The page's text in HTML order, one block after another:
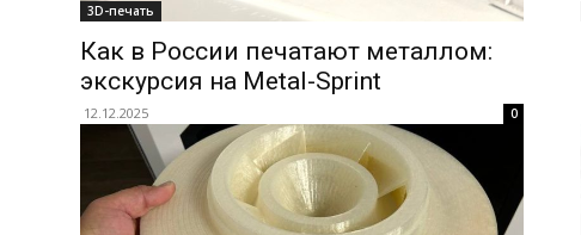
3D-печать
Как в России печатают металлом:
экскурсия на Metal-Sprint
12.12.2025 0